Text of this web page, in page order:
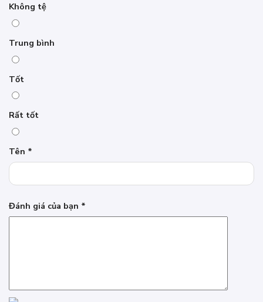
Không tệ
Trung bình
Tốt
Rất tốt
Tên *
Đánh giá của bạn *